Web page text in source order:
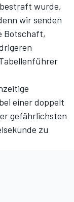
wurde,
wir senden
Botschaft,
einer doppelt
gefährlichsten
zu